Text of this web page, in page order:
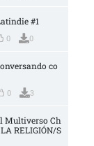
#1
0 0
co
0 3
Multiverso Ch
RELIGIÓN/S